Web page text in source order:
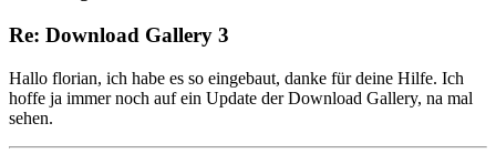
Re: Download Gallery 3
Hallo florian, ich habe es so eingebaut, danke für deine Hilfe. Ich
hoffe ja immer noch auf ein Update der Download Gallery, na mal
sehen.